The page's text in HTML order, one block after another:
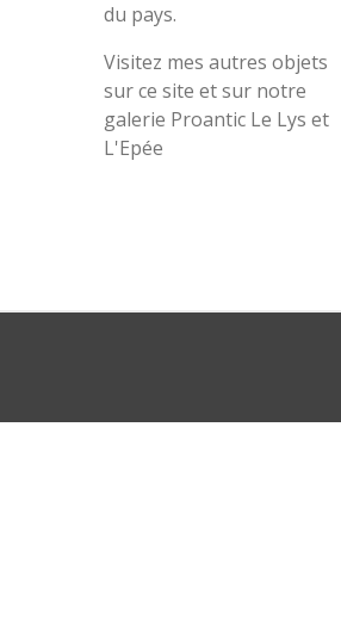
du pays.
Visitez mes autres objets
sur ce site et sur notre
galerie Proantic Le Lys et
L'Epée